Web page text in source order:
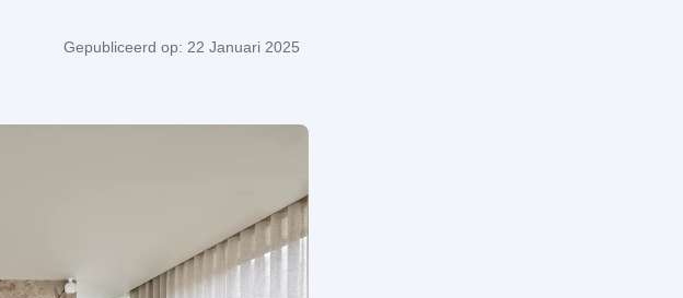
Gepubliceerd op: 22 Januari 2025